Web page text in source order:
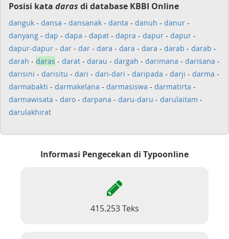
Posisi kata daras di database KBBI Online
danguk - dansa - dansanak - danta - danuh - danur -
danyang - dap - dapa - dapat - dapra - dapur - dapur -
dapur-dapur - dar - dar - dara - dara - dara - darab - darab -
darah - daras - darat - darau - dargah - darimana - darisana -
darisini - darisitu - dari - dari-dari - daripada - darji - darma -
darmabakti - darmakelana - darmasiswa - darmatirta -
darmawisata - daro - darpana - daru-daru - darulaitam -
darulakhirat
Informasi Pengecekan di Typoonline
415.253 Teks